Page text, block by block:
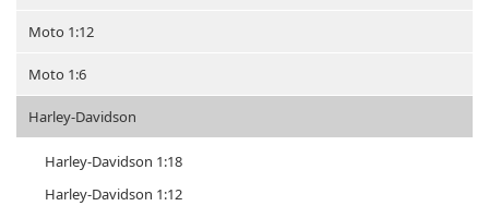
Moto 1:12
Moto 1:6
Harley-Davidson
Harley-Davidson 1:18
Harley-Davidson 1:12